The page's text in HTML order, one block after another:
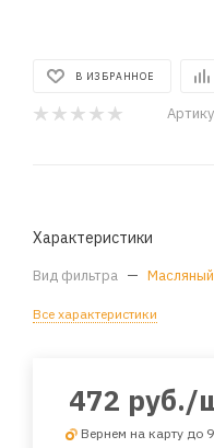
В ИЗБРАННОЕ
Характеристики
Вид фильтра —
Все характеристики
472 руб./
Вернем на карту до